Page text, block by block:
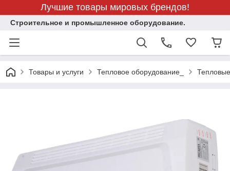
Лучшие товары мировых брендов!
Строительное и промышленное оборудование.
Товары и услуги Тепловое оборудование_